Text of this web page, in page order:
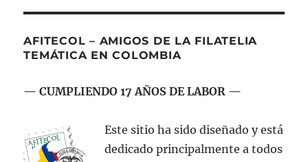
Naturales
de
Nororientales
Decimotercera
AFITECOL – AMIGOS DE LA FILATELIA
TEMÁTICA EN COLOMBIA
— CUMPLIENDO 17 AÑOS DE LABOR —
Este sitio ha sido diseñado y está
dedicado principalmente a todos